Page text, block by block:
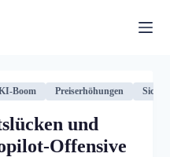
Boom Preiserhöhungen
und
Offensive